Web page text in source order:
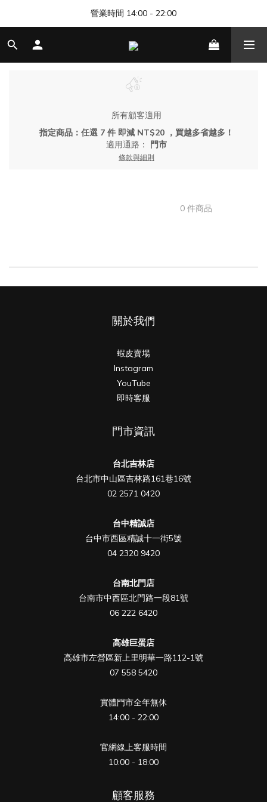
🎊 清邁尼曼店開幕，歡迎來找我們玩 🎊
營業時間 14:00 - 22:00
🎊 清邁尼曼店開幕，歡迎來找我們玩 🎊
所有顧客適用
指定商品：任選 7 件 即減 NT$20 ，買越多省越多！
適用通路： 門市
條款與細則
0 件商品
關於我們
蝦皮賣場
Instagram
YouTube
即時客服
門市資訊
台北吉林店
台北市中山區吉林路161巷16號
02 2571 0420
台中精誠店
台中市西區精誠十一街5號
04 2320 9420
台南北門店
台南市中西區北門路一段81號
06 222 6420
高雄巨蛋店
高雄市左營區新上里明華一路112-1號
07 558 5420
實體門市全年無休
14:00 - 22:00
官網線上客服時間
10:00 - 18:00
顧客服務